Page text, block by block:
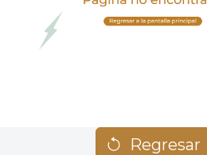
Regresar